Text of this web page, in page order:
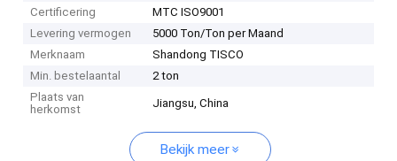
Certificering
MTC ISO9001
Levering vermogen
5000 Ton/Ton per Maand
Merknaam
Shandong TISCO
Min. bestelaantal
2 ton
Plaats van
herkomst
Jiangsu, China
Bekijk meer